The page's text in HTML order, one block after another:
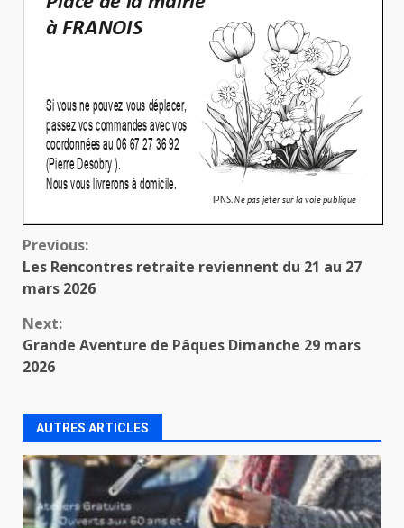
Continue
Reading
Previous:
Les Rencontres retraite reviennent du 21 au 27
mars 2026
Next:
Grande Aventure de Pâques Dimanche 29 mars
2026
AUTRES ARTICLES